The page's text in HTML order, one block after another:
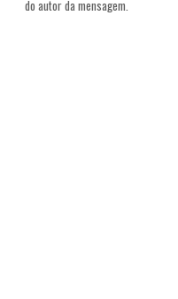
do autor da mensagem.